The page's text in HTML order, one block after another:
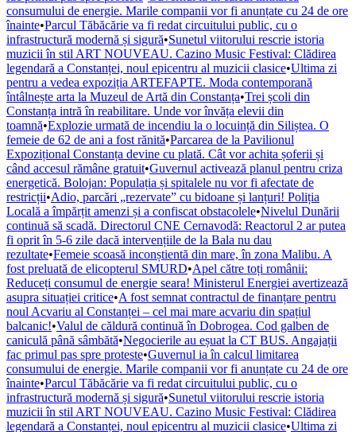
consumului de energie. Marile companii vor fi anunțate cu 24 de ore
înainte•Parcul Tăbăcărie va fi redat circuitului public, cu o
infrastructură modernă și sigură•Sunetul viitorului rescrie istoria
muzicii în stil ART NOUVEAU. Cazino Music Festival: Clădirea
legendară a Constanței, noul epicentru al muzicii clasice•Ultima zi
pentru a vedea expoziția ARTEFAPTE. Moda contemporană
întâlnește arta la Muzeul de Artă din Constanța•Trei școli din
Constanța intră în reabilitare. Unde vor învăța elevii din
toamnă•Explozie urmată de incendiu la o locuință din Siliștea. O
femeie de 62 de ani a fost rănită•Parcarea de la Pavilionul
Expozițional Constanța devine cu plată. Cât vor achita șoferii și
când accesul rămâne gratuit•Guvernul activează planul pentru criza
energetică. Bolojan: Populația și spitalele nu vor fi afectate de
restricții•Adio, parcări „rezervate” cu bidoane și lanțuri! Poliția
Locală a împărțit amenzi și a confiscat obstacolele•Nivelul Dunării
continuă să scadă. Directorul CNE Cernavodă: Reactorul 2 ar putea
fi oprit în 5-6 zile dacă intervențiile de la Bala nu dau
rezultate•Femeie scoasă inconștientă din mare, în zona Malibu. A
fost preluată de elicopterul SMURD•Apel către toți românii:
Reduceți consumul de energie seara! Ministerul Energiei avertizează
asupra situației critice•A fost semnat contractul de finanțare pentru
noul Acvariu al Constanței – cel mai mare acvariu din spațiul
balcanic!•Valul de căldură continuă în Dobrogea. Cod galben de
caniculă până sâmbătă•Negocierile au eșuat la CT BUS. Angajații
fac primul pas spre proteste•Guvernul ia în calcul limitarea
consumului de energie. Marile companii vor fi anunțate cu 24 de ore
înainte•Parcul Tăbăcărie va fi redat circuitului public, cu o
infrastructură modernă și sigură•Sunetul viitorului rescrie istoria
muzicii în stil ART NOUVEAU. Cazino Music Festival: Clădirea
legendară a Constanței, noul epicentru al muzicii clasice•Ultima zi